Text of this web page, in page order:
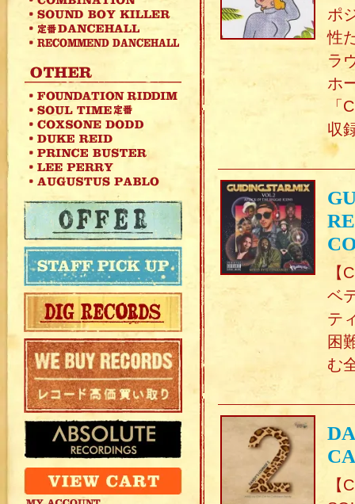
ポ
性
ラ
ホ
「
収
【
ベ
テ
困
む
【